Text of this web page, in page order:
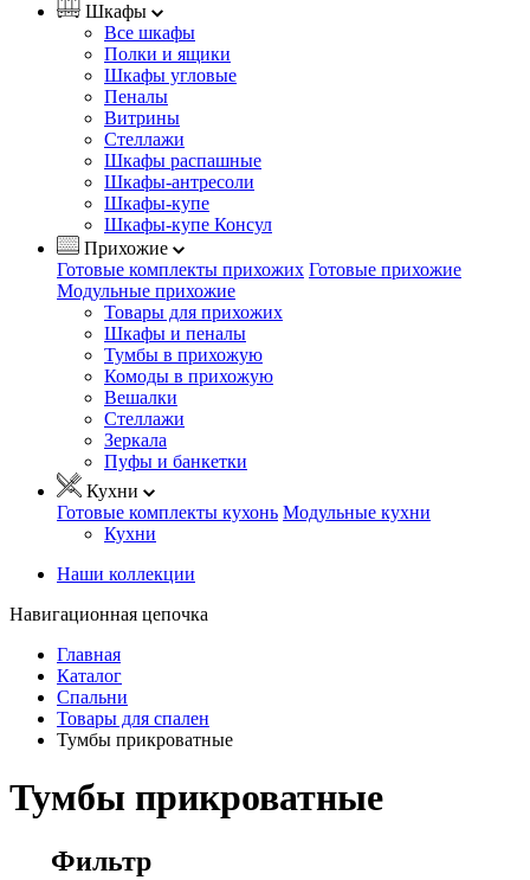
Шкафы
Все шкафы
Полки и ящики
Шкафы угловые
Пеналы
Витрины
Стеллажи
Шкафы распашные
Шкафы-антресоли
Шкафы-купе
Шкафы-купе Консул
Прихожие
Готовые комплекты прихожих Готовые прихожие
Модульные прихожие
Товары для прихожих
Шкафы и пеналы
Тумбы в прихожую
Комоды в прихожую
Вешалки
Стеллажи
Зеркала
Пуфы и банкетки
Кухни
Готовые комплекты кухонь Модульные кухни
Кухни
Наши коллекции
Навигационная цепочка
Главная
Каталог
Спальни
Товары для спален
Тумбы прикроватные
Тумбы прикроватные
Фильтр